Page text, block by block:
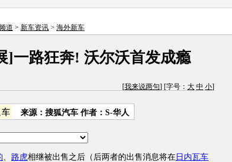
道 > 新车资讯 > 海外新车
]一路狂奔! 沃尔沃首发成瘾
[我来说两句] [字号： 大 中 小]
来源：搜狐汽车 作者：S-华人
、 路虎相继被出售之后（后两者的出售消息将在 日内瓦车